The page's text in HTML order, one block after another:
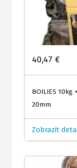
40,47 €
BOILIES 10kg
20mm
Zobrazit